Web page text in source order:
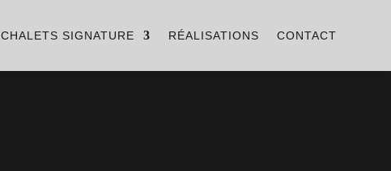
CHALETS SIGNATURE RÉALISATIONS CONTACT